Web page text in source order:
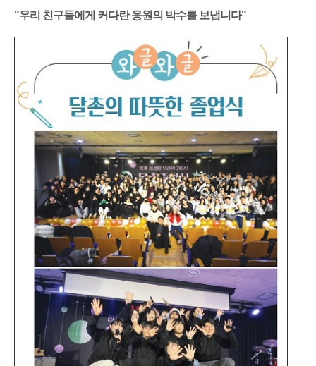
"우리 친구들에게 커다란 응원의 박수를 보냅니다"